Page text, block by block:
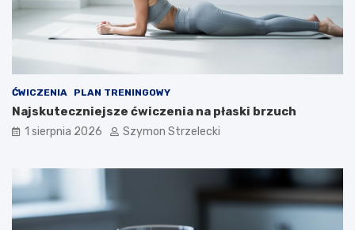
ĆWICZENIA PLAN TRENINGOWY
Najskuteczniejsze ćwiczenia na płaski brzuch
1 sierpnia 2026 Szymon Strzelecki